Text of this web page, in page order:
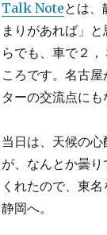
Talk Noteとは、
まりがあれば」
らでも、車で２
ころです。名古
ターの交流点にも
当日は、天候の
が、なんとか曇
くれたので、東
静岡へ。